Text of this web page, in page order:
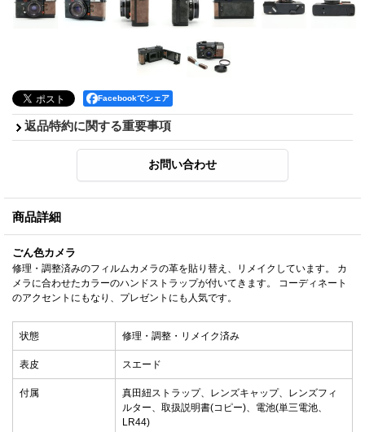
Facebookでシェア
返品特約に関する重要事項
商品詳細
ごん色カメラ
修理・調整済みのフィルムカメラの革を貼り替え、リメイクしています。 カ
メラに合わせたカラーのハンドストラップが付いてきます。 コーディネート
のアクセントにもなり、プレゼントにも人気です。
状態 修理・調整・リメイク済み
表皮 スエード
付属
真田紐ストラップ、レンズキャップ、レンズフィ
ルター、取扱説明書(コピー)、電池(単三電池、
LR44)